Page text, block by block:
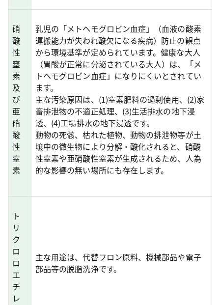
硝
酸
性
窒
素
及
び
亜
硝
酸
性
窒
素
乳児の「メトヘモグロビン血症」（血液の酸素
運搬能力が失われ酸欠になる疾病）防止の観点
から環境基準が定められています。健康な大人
（胃酸が正常に分泌されている大人）は、「メ
トヘモグロビン血症」になりにくいとされてい
ます。
主な汚染原因は、(1)窒素肥料の過剰使用、(2)家
畜排泄物の不適正処理、(3)生活排水の地下浸
透、(4)工場排水の地下浸透です。
動物の死骸、枯れた植物、動物の排泄物等が土
壌中の微生物により分解・酸化されると、硝酸
性窒素や亜硝酸性窒素が生成されるため、人為
的な影響の無い場所にも存在します。
ト
リ
ク
ロ
ロ
エ
チ
レ
主な用途は、代替フロン原料、機械部品や電子
部品等の脱脂洗浄です。